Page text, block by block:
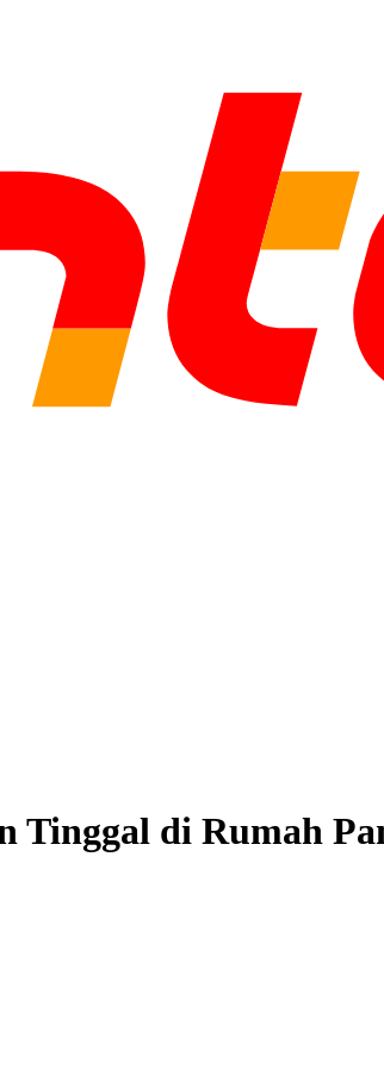
Tinggal di Rumah